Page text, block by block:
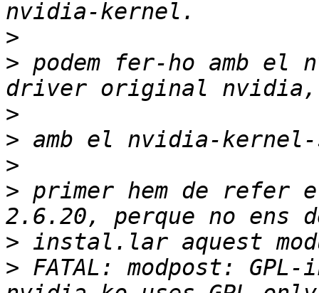
>
> podem fer-ho amb
>
>
>
> primer hem de refer
>
> FATAL: modpost: